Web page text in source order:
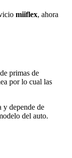
miiflex, ahora
primas de
por lo cual las
y depende de
del auto.